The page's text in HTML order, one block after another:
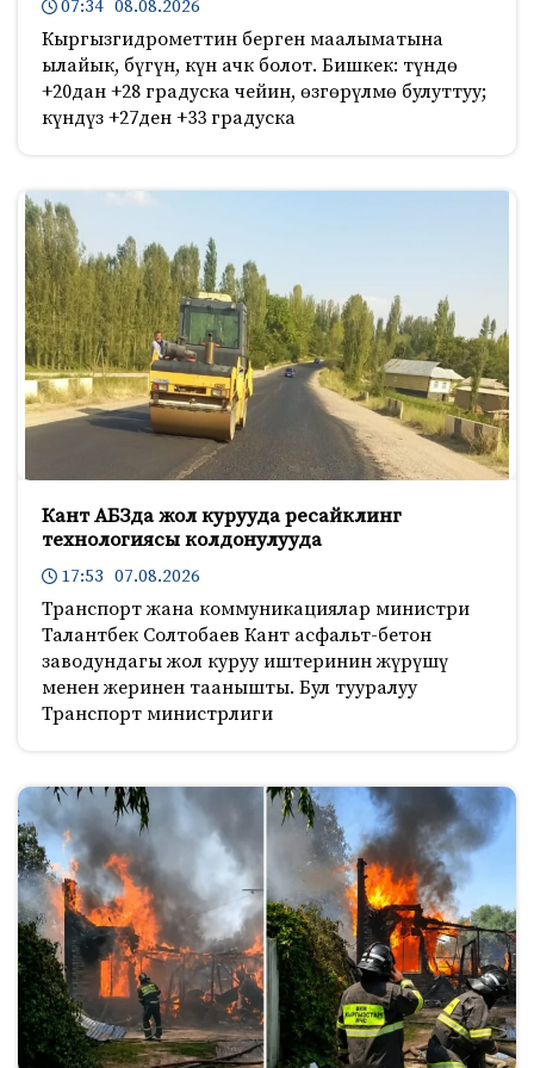
07:34 08.08.2026
Кыргызгидрометтин берген маалыматына
ылайык, бүгүн, күн ачк болот. Бишкек: түндө
+20дан +28 градуска чейин, өзгөрүлмө булуттуу;
күндүз +27ден +33 градуска
Кант АБЗда жол курууда ресайклинг
технологиясы колдонулууда
17:53 07.08.2026
Транспорт жана коммуникациялар министри
Талантбек Солтобаев Кант асфальт-бетон
заводундагы жол куруу иштеринин жүрүшү
менен жеринен таанышты. Бул тууралуу
Транспорт министрлиги